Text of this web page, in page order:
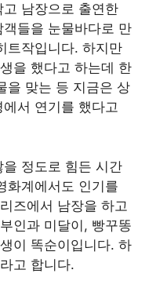
남장으로 출연한
들을 눈물바다로 만
트작입니다. 하지만
을 했다고 하는데 한
을 맞는 등 지금은 상
서 연기를 했다고
정도로 힘든 시간
화계에서도 인기를
즈에서 남장을 하고
인과 미달이, 빵꾸똥
이 똑순이입니다. 하
고 합니다.